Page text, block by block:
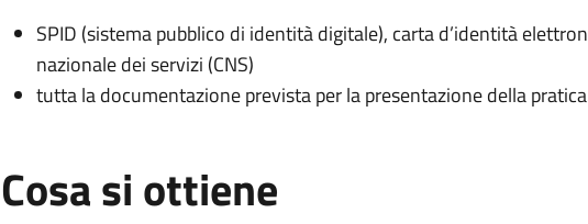
SPID (sistema pubblico di identità digitale), carta d’identità
nazionale dei servizi (CNS)
tutta la documentazione prevista per la presentazione della
Cosa si ottiene